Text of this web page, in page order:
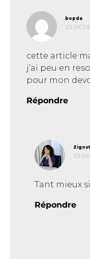
bopda
23
cette article
j’ai peu en
pour mon
Répondre
23
Tant mieux
Répondre